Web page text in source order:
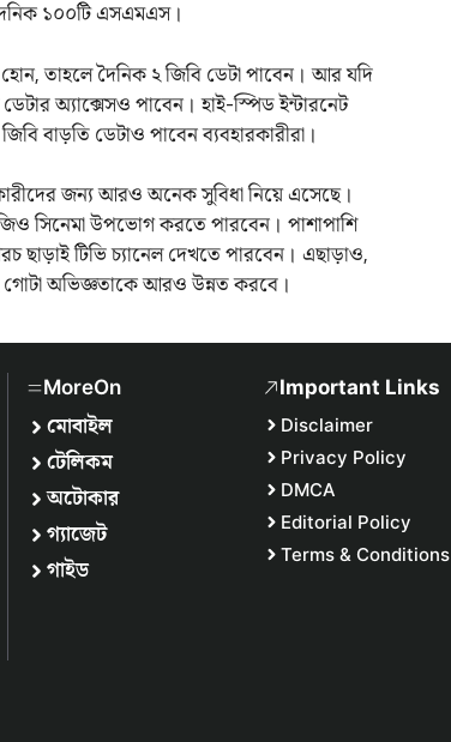
১০০টি এসএমএস।
তাহলে দৈনিক ২ জিবি ডেটা পাবেন। আর যদি
অ্যাক্সেসও পাবেন। হাই-স্পিড ইন্টারনেট
বাড়তি ডেটাও পাবেন ব্যবহারকারীরা।
জন্য আরও অনেক সুবিধা নিয়ে এসেছে।
জিও সিনেমা উপভোগ করতে পারবেন। পাশাপাশি
ছাড়াই টিভি চ্যানেল দেখতে পারবেন। এছাড়াও,
গোটা অভিজ্ঞতাকে আরও উন্নত করবে।
MoreOn
মোবাইল
টেলিকম
অটোকার
গ্যাজেট
গাইড
Important Links
Disclaimer
Privacy Policy
DMCA
Editorial Policy
Terms & Conditions